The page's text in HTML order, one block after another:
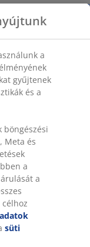
Ön szeretné
a
gyűjtenek
és a
böngészési
Meta és
a
a
süti